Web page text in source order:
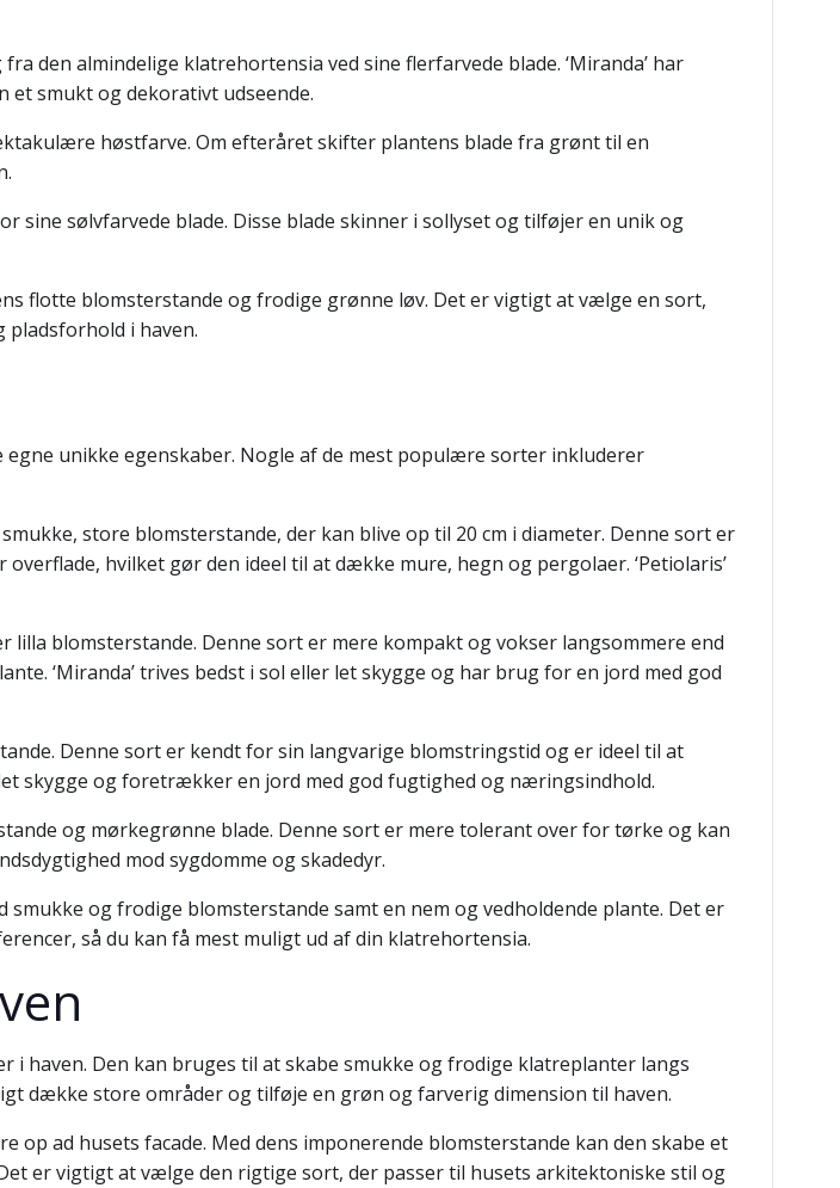
den almindelige klatrehortensia ved sine flerfarvede blade. ‘Miranda’ har
et smukt og dekorativt udseende.
høstfarve. Om efteråret skifter plantens blade fra grønt til en
sine sølvfarvede blade. Disse blade skinner i sollyset og tilføjer en unik og
flotte blomsterstande og frodige grønne løv. Det er vigtigt at vælge en sort,
pladsforhold i haven.
unikke egenskaber. Nogle af de mest populære sorter inkluderer
store blomsterstande, der kan blive op til 20 cm i diameter. Denne sort er
hvilket gør den ideel til at dække mure, hegn og pergolaer. ‘Petiolaris’
lilla blomsterstande. Denne sort er mere kompakt og vokser langsommere end
‘Miranda’ trives bedst i sol eller let skygge og har brug for en jord med god
Denne sort er kendt for sin langvarige blomstringstid og er ideel til at
skygge og foretrækker en jord med god fugtighed og næringsindhold.
og mørkegrønne blade. Denne sort er mere tolerant over for tørke og kan
mod sygdomme og skadedyr.
og frodige blomsterstande samt en nem og vedholdende plante. Det er
så du kan få mest muligt ud af din klatrehortensia.
i haven. Den kan bruges til at skabe smukke og frodige klatreplanter langs
dække store områder og tilføje en grøn og farverig dimension til haven.
ad husets facade. Med dens imponerende blomsterstande kan den skabe et
er vigtigt at vælge den rigtige sort, der passer til husets arkitektoniske stil og